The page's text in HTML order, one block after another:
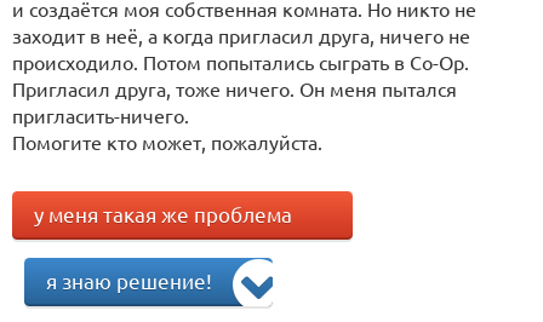
и создаётся моя собственная комната. Но никто не
заходит в неё, а когда пригласил друга, ничего не
происходило. Потом попытались сыграть в Co-Op.
Пригласил друга, тоже ничего. Он меня пытался
пригласить-ничего.
Помогите кто может, пожалуйста.
у меня такая же проблема
я знаю решение!